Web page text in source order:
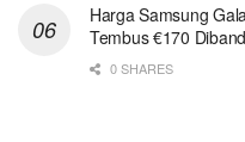
Harga Samsung
Tembus €170
0 SHARES